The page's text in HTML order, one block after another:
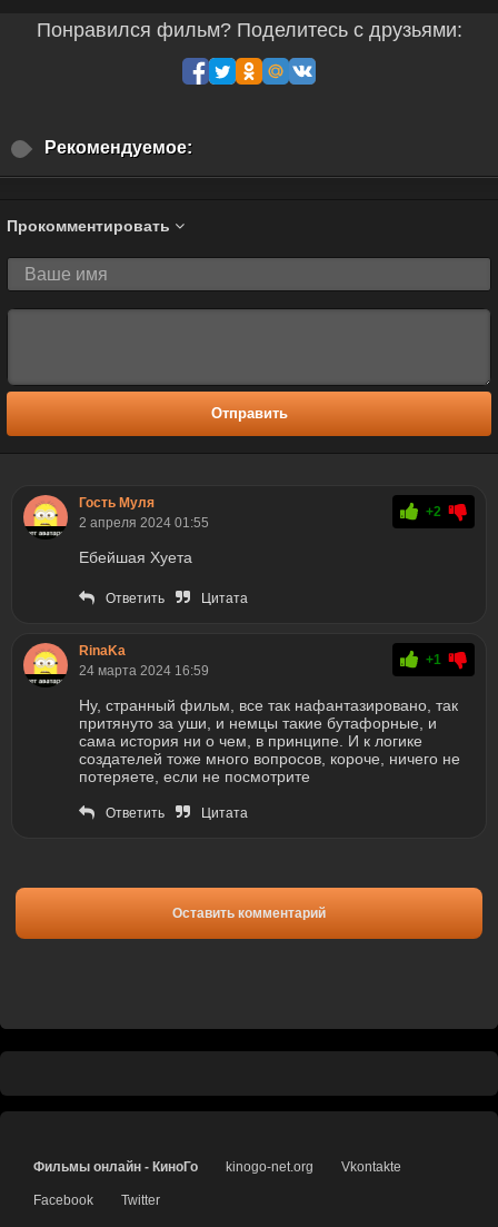
Понравился фильм? Поделитесь с друзьями:
Рекомендуемое:
Прокомментировать
Отправить
Гость Муля
2 апреля 2024 01:55
+2
Ебейшая Хуета
Ответить Цитата
RinaKa
24 марта 2024 16:59
+1
Ну, странный фильм, все так нафантазировано, так
притянуто за уши, и немцы такие бутафорные, и
сама история ни о чем, в принципе. И к логике
создателей тоже много вопросов, короче, ничего не
потеряете, если не посмотрите
Ответить Цитата
Оставить комментарий
Фильмы онлайн - КиноГо kinogo-net.org Vkontakte
Facebook Twitter